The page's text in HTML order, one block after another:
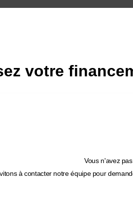
votre
Vous n'avez
à contacter notre équipe pour